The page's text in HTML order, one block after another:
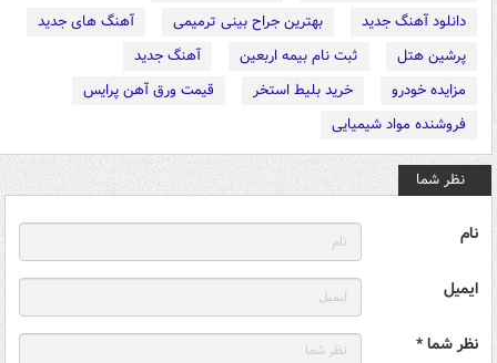
دانلود آهنگ جدید
بهترین جراح بینی ترمیمی
آهنگ های جدید
پرشین هتل
ثبت نام بیمه اربعین
آهنگ جدید
مزایده خودرو
خرید بلیط استخر
قیمت ورق آهن پرایس
فروشنده مواد شیمیایی
نظر شما
نام
ایمیل
نظر شما *